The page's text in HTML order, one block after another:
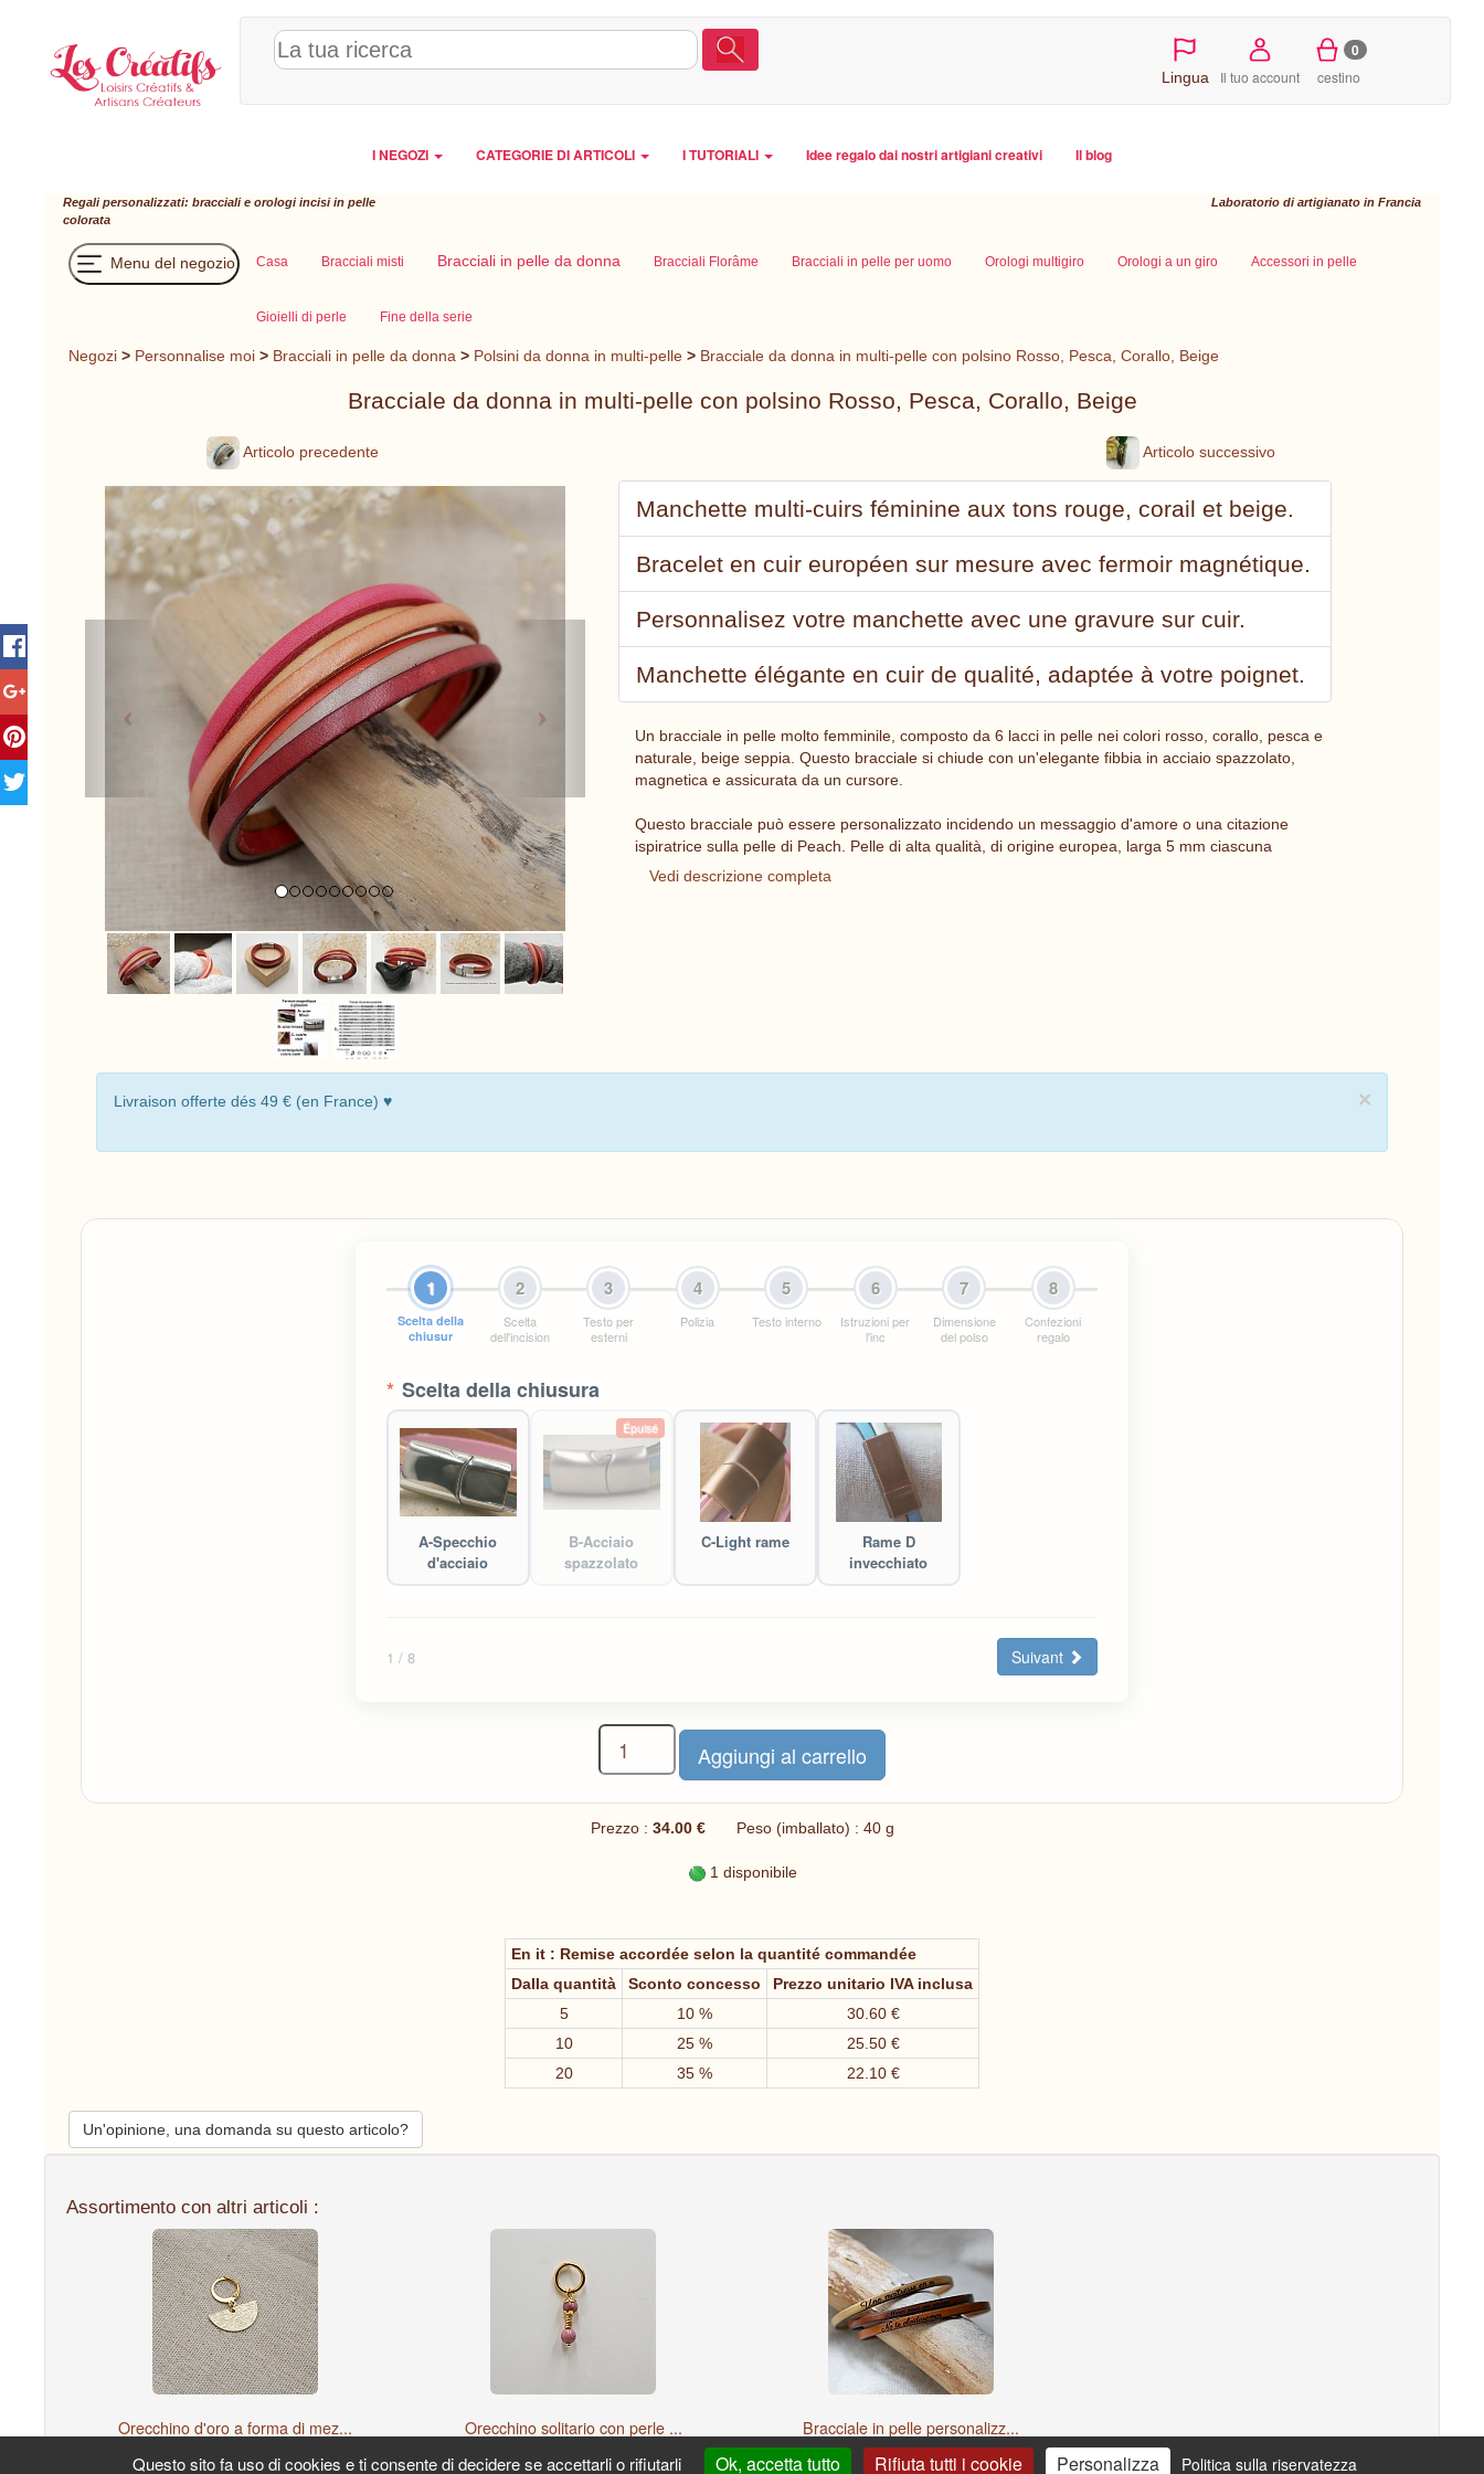
Lingua Il tuo account
0
cestino
I NEGOZI CATEGORIE DI ARTICOLI I TUTORIALI Idee regalo dai nostri artigiani creativi Il blog
Regali personalizzati: bracciali e orologi incisi in pelle
colorata
Laboratorio di artigianato in Francia
Menu del negozio Casa Bracciali misti Bracciali in pelle da donna Bracciali Florâme Bracciali in pelle per uomo Orologi multigiro Orologi a un giro Accessori in pelle
Gioielli di perle Fine della serie
Negozi > Personnalise moi > Bracciali in pelle da donna > Polsini da donna in multi-pelle > Bracciale da donna in multi-pelle con polsino Rosso, Pesca, Corallo, Beige
Bracciale da donna in multi-pelle con polsino Rosso, Pesca, Corallo, Beige
Articolo precedente Articolo successivo
Previous
Manchette multi-cuirs féminine aux tons rouge, corail et beige.
Bracelet en cuir européen sur mesure avec fermoir magnétique.
Personnalisez votre manchette avec une gravure sur cuir.
Manchette élégante en cuir de qualité, adaptée à votre poignet.
Un bracciale in pelle molto femminile, composto da 6 lacci in pelle nei colori rosso, corallo, pesca e
naturale, beige seppia. Questo bracciale si chiude con un'elegante fibbia in acciaio spazzolato,
magnetica e assicurata da un cursore.
Questo bracciale può essere personalizzato incidendo un messaggio d'amore o una citazione
ispiratrice sulla pelle di Peach. Pelle di alta qualità, di origine europea, larga 5 mm ciascuna
Vedi descrizione completa
×
Livraison offerte dés 49 € (en France) ♥
1
Scelta della
chiusur
2
Scelta
dell'incision
3
Testo per
esterni
4
Polizia
5
Testo interno
6
Istruzioni per
l'inc
7
Dimensione
del polso
8
Confezioni
regalo
* Scelta della chiusura
A-Specchio
d'acciaio
B-Acciaio
spazzolato
Épuisé
C-Light rame
Rame D
invecchiato
1 / 8 Suivant
Prezzo : 34.00 € Peso (imballato) : 40 g
1 disponibile
En it : Remise accordée selon la quantité commandée
Dalla quantità
Sconto concesso
Prezzo unitario IVA inclusa
5
10 %
30.60 €
10
25 %
25.50 €
20
35 % 22.10 €
Un'opinione, una domanda su questo articolo?
Assortimento con altri articoli :
Orecchino d'oro a forma di mez... Orecchino solitario con perle ... Bracciale in pelle personalizz...
Questo sito fa uso di cookies e ti consente di decidere se accettarli o rifiutarli Ok, accetta tutto Rifiuta tutti i cookie Personalizza Politica sulla riservatezza